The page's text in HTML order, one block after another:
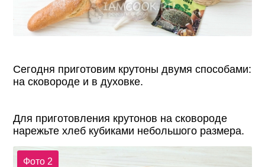
Сегодня приготовим крутоны двумя способами:
на сковороде и в духовке.
Для приготовления крутонов на сковороде
нарежьте хлеб кубиками небольшого размера.
Фото 2